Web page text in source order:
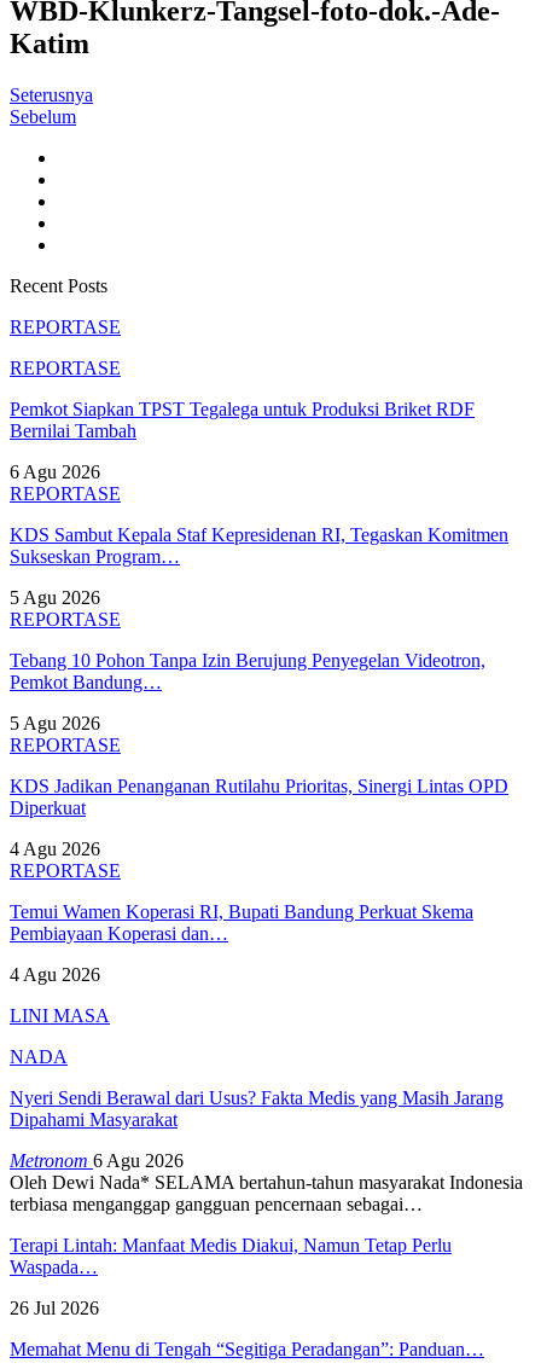
WBD-Klunkerz-Tangsel-foto-dok.-Ade-
Katim
Seterusnya
Sebelum
Recent Posts
REPORTASE
REPORTASE
Pemkot Siapkan TPST Tegalega untuk Produksi Briket RDF
Bernilai Tambah
6 Agu 2026
REPORTASE
KDS Sambut Kepala Staf Kepresidenan RI, Tegaskan Komitmen
Sukseskan Program…
5 Agu 2026
REPORTASE
Tebang 10 Pohon Tanpa Izin Berujung Penyegelan Videotron,
Pemkot Bandung…
5 Agu 2026
REPORTASE
KDS Jadikan Penanganan Rutilahu Prioritas, Sinergi Lintas OPD
Diperkuat
4 Agu 2026
REPORTASE
Temui Wamen Koperasi RI, Bupati Bandung Perkuat Skema
Pembiayaan Koperasi dan…
4 Agu 2026
LINI MASA
NADA
Nyeri Sendi Berawal dari Usus? Fakta Medis yang Masih Jarang
Dipahami Masyarakat
Metronom 6 Agu 2026
Oleh Dewi Nada* SELAMA bertahun-tahun masyarakat Indonesia
terbiasa menganggap gangguan pencernaan sebagai…
Terapi Lintah: Manfaat Medis Diakui, Namun Tetap Perlu
Waspada…
26 Jul 2026
Memahat Menu di Tengah “Segitiga Peradangan”: Panduan…